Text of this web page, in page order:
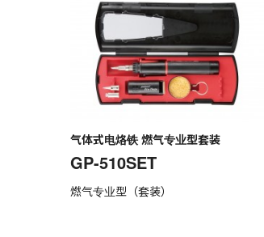
气体式电烙铁 燃气专业型套装
GP-510SET
燃气专业型（套装）